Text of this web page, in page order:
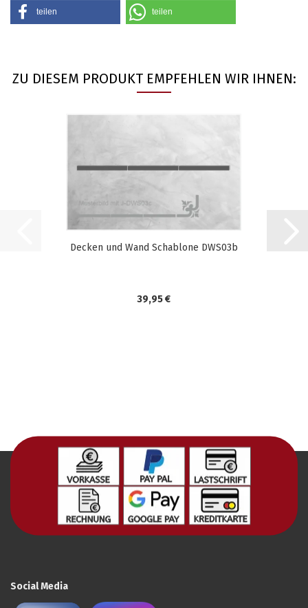
teilen teilen
ZU DIESEM PRODUKT EMPFEHLEN WIR IHNEN:
Decken und Wand Schablone DWS03b
39,95 €
Social Media